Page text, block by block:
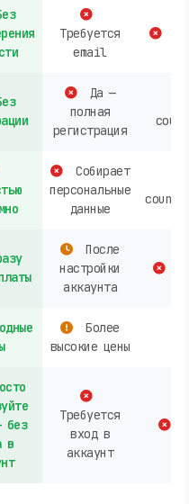
Требуется
email
Да —
полная
регистрация
Собирает
персональные
данные
После
настройки
аккаунта
Более
высокие цены
без
в
Требуется
вход в
аккаунт